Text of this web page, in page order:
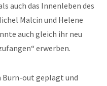
auch das Innenleben des
Malcin und Helene
auch gleich ihr neu
erwerben.
Burn-out geplagt und